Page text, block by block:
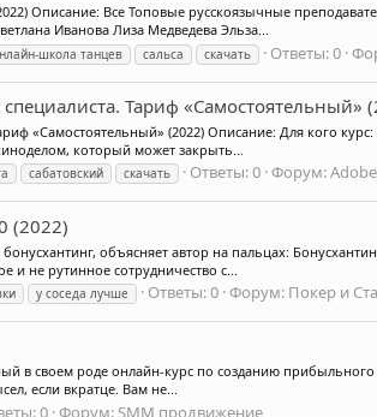
Описание: Все Топовые русскоязычные
Иванова Лиза Медведева Эльза...
школа танцев сальса скачать Ответы: 0
Тариф «Самостоятельный»
«Самостоятельный» (2022) Описание: Для кого
который может закрыть...
сабатовский скачать Ответы: 0 Форум:
(2022)
объясняет автор на пальцах:
не рутинное сотрудничество с...
у соседа лучше Ответы: 0 Форум: Покер и
в своем роде онлайн-курс по созданию
если вкратце. Вам не...
0 Форум: SMM продвижение